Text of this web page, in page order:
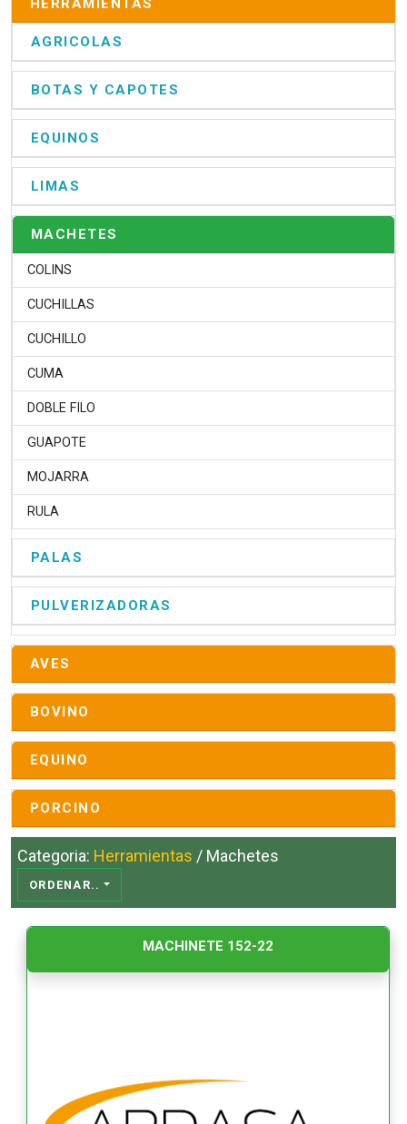
HERRAMIENTAS
AGRICOLAS
BOTAS Y CAPOTES
EQUINOS
LIMAS
MACHETES
COLINS
CUCHILLAS
CUCHILLO
CUMA
DOBLE FILO
GUAPOTE
MOJARRA
RULA
PALAS
PULVERIZADORAS
AVES
BOVINO
EQUINO
PORCINO
Categoria: Herramientas / Machetes
ORDENAR..
MACHINETE 152-22